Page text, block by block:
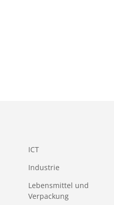
ICT
Industrie
Lebensmittel und
Verpackung